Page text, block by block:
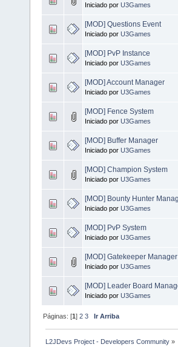
Iniciado por U3Games
[MOD] Questions Event
Iniciado por U3Games
[MOD] PvP Instance
Iniciado por U3Games
[MOD] Account Manager
Iniciado por U3Games
[MOD] Fence System
Iniciado por U3Games
[MOD] Buffer Manager
Iniciado por U3Games
[MOD] Champion System
Iniciado por U3Games
[MOD] Bounty Hunter
Iniciado por U3Games
[MOD] PvP System
Iniciado por U3Games
[MOD] Gatekeeper Manager
Iniciado por U3Games
[MOD] Leader Board
Iniciado por U3Games
Páginas: [1]2 3 Ir Arriba
L2JDevs Project - Developers Community »